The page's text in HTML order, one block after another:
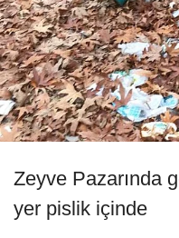
Zeyve Pazarında
yer pislik içinde